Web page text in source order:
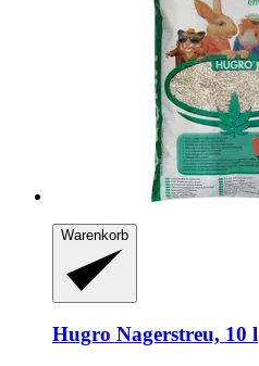
Warenkorb
Hugro Nagerstreu, 10 l